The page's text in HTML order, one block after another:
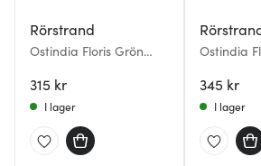
Rörstrand
Ostindia Floris Grön
315 kr
I lager
Ostindia
345 kr
I lager